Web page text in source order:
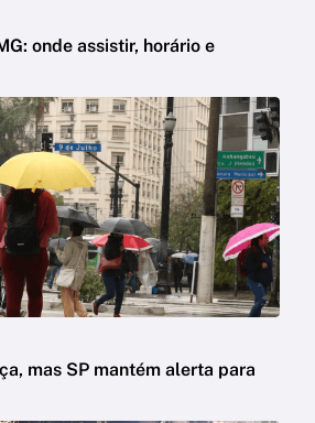
onde assistir, horário e
mas SP mantém alerta para